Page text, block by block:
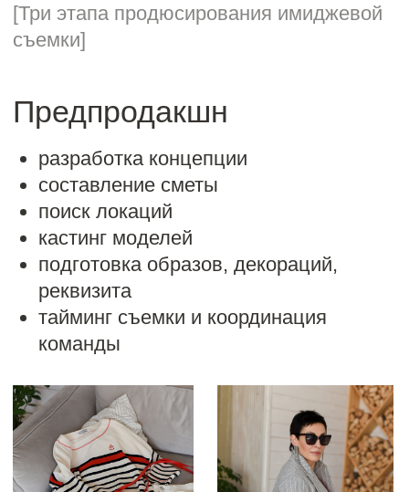
выбор фотографий, видеоконтента
работа с фото и видео-материалами
(цветокоррекция, ретушь)
монтаж видероликов в форматах 16:9,
reels, stories
оформление публикаций для соцсетей
Постпродакшн